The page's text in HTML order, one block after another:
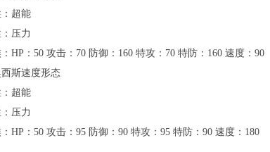
：超能
压力
HP：50 攻击：70 防御：160 特攻：70 特防：160 速度：90
斯速度形态
：超能
压力
HP：50 攻击：95 防御：90 特攻：95 特防：90 速度：180